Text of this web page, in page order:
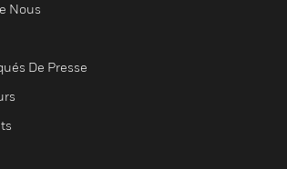
Nous
De Presse